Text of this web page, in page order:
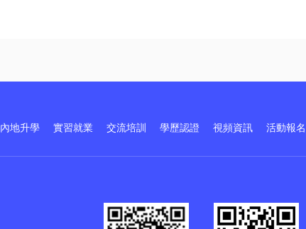
內地升學 實習就業 交流培訓 學歷認證 視頻資訊 活動報名